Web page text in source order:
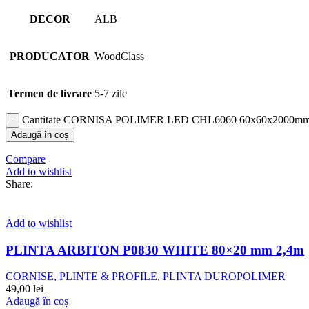
DECOR ALB
PRODUCATOR WoodClass
Termen de livrare 5-7 zile
Cantitate CORNISA POLIMER LED CHL6060
Adaugă în coș
Compare
Add to wishlist
Share:
Add to wishlist
PLINTA ARBITON P0830 WHITE 80×20 mm 2,4m
CORNISE, PLINTE & PROFILE, PLINTA DUROPOLIMER
49,00 lei
Adaugă în coș